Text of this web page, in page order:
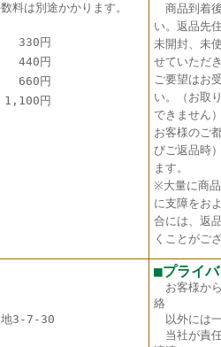
料は別途かかります。
330円
440円
660円
1,100円
商品到着
い。返品先
未開封、未
せていただ
ご要望はお
い。（お取
できません）
お客様のご
びご返品時
ます。
※大量に商
に支障をお
合には、返
くことがご
地3-7-30
■プライ
お客様か
絡
以外には一
当社が責